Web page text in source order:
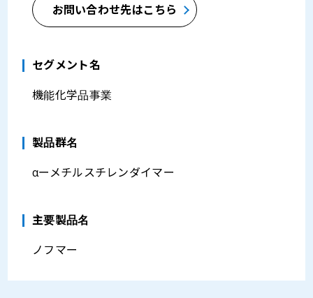
お問い合わせ先はこちら
セグメント名
機能化学品事業
製品群名
αーメチルスチレンダイマー
主要製品名
ノフマー